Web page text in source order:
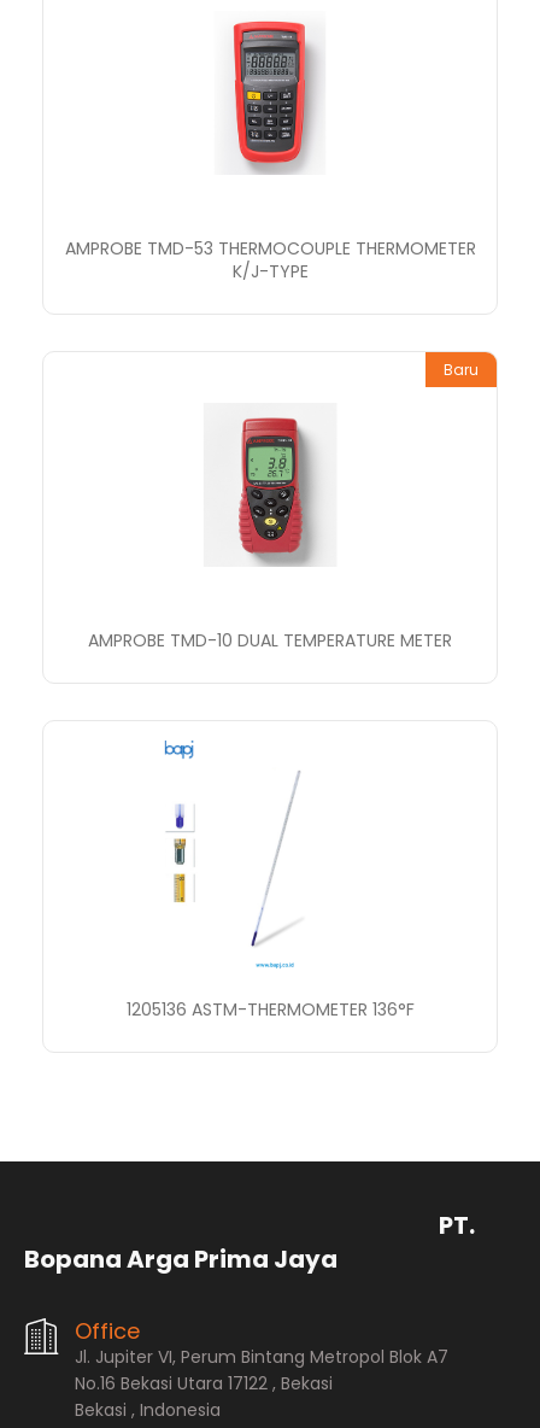
AMPROBE TMD-53 THERMOCOUPLE THERMOMETER
K/J-TYPE
Baru
AMPROBE TMD-10 DUAL TEMPERATURE METER
1205136 ASTM-THERMOMETER 136°F
PT.
Bopana Arga Prima Jaya
Office
Jl. Jupiter VI, Perum Bintang Metropol Blok A7
No.16 Bekasi Utara 17122 , Bekasi
Bekasi , Indonesia